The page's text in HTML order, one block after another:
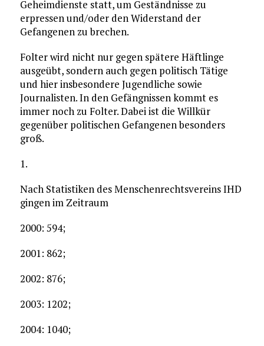
Geheimdienste statt, um Geständnisse zu
erpressen und/oder den Widerstand der
Gefangenen zu brechen.
Folter wird nicht nur gegen spätere Häftlinge
ausgeübt, sondern auch gegen politisch Tätige
und hier insbesondere Jugendliche sowie
Journalisten. In den Gefängnissen kommt es
immer noch zu Folter. Dabei ist die Willkür
gegenüber politischen Gefangenen besonders
groß.
1.
Nach Statistiken des Menschenrechtsvereins IHD
gingen im Zeitraum
2000: 594;
2001: 862;
2002: 876;
2003: 1202;
2004: 1040;